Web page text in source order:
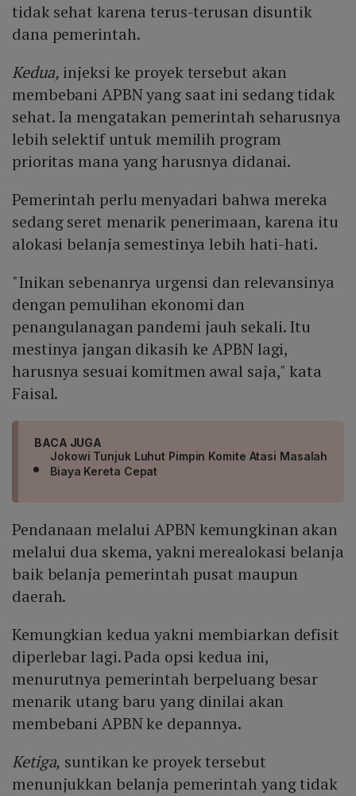
tidak sehat karena terus-terusan disuntik
dana pemerintah.
Kedua, injeksi ke proyek tersebut akan
membebani APBN yang saat ini sedang tidak
sehat. Ia mengatakan pemerintah seharusnya
lebih selektif untuk memilih program
prioritas mana yang harusnya didanai.
Pemerintah perlu menyadari bahwa mereka
sedang seret menarik penerimaan, karena itu
alokasi belanja semestinya lebih hati-hati.
"Inikan sebenanrya urgensi dan relevansinya
dengan pemulihan ekonomi dan
penangulanagan pandemi jauh sekali. Itu
mestinya jangan dikasih ke APBN lagi,
harusnya sesuai komitmen awal saja," kata
Faisal.
BACA JUGA
Jokowi Tunjuk Luhut Pimpin Komite Atasi Masalah
Biaya Kereta Cepat
Pendanaan melalui APBN kemungkinan akan
melalui dua skema, yakni merealokasi belanja
baik belanja pemerintah pusat maupun
daerah.
Kemungkian kedua yakni membiarkan defisit
diperlebar lagi. Pada opsi kedua ini,
menurutnya pemerintah berpeluang besar
menarik utang baru yang dinilai akan
membebani APBN ke depannya.
Ketiga, suntikan ke proyek tersebut
menunjukkan belanja pemerintah yang tidak